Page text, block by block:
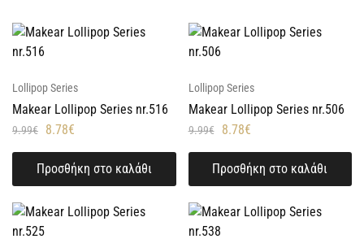
Lollipop Series
Makear Lollipop Series nr.516
9.99€ 8.78€
Προσθήκη στο καλάθι
Lollipop Series
Makear Lollipop Series nr.506
9.99€ 8.78€
Προσθήκη στο καλάθι